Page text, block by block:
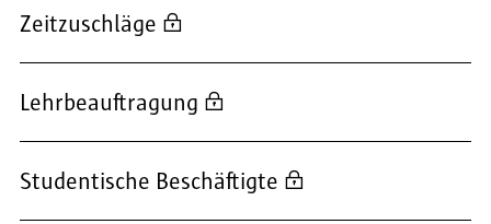
Zeitzuschläge
Lehrbeauftragung
Studentische Beschäftigte